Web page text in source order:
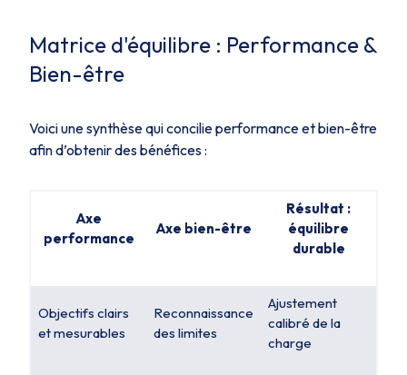
Matrice d'équilibre : Performance &
Bien-être
Voici une synthèse qui concilie performance et bien-être
afin d’obtenir des bénéfices :
Axe
performance
Axe bien-être
Résultat :
équilibre
durable
Objectifs clairs
et mesurables
Reconnaissance
des limites
Ajustement
calibré de la
charge